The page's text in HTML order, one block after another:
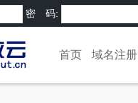
密 码:
首页 域名注册